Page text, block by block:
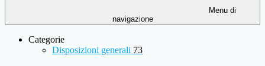
Menu di
navigazione
Categorie
Disposizioni generali 73